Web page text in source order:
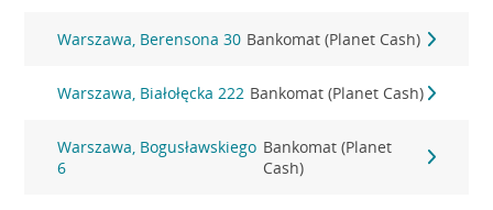
Warszawa, Berensona 30 Bankomat (Planet Cash)
Warszawa, Białołęcka 222 Bankomat (Planet Cash)
Warszawa, Bogusławskiego
6
Bankomat (Planet
Cash)